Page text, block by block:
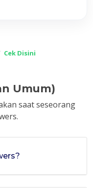
Cek Disini
Umum)
saat seseorang